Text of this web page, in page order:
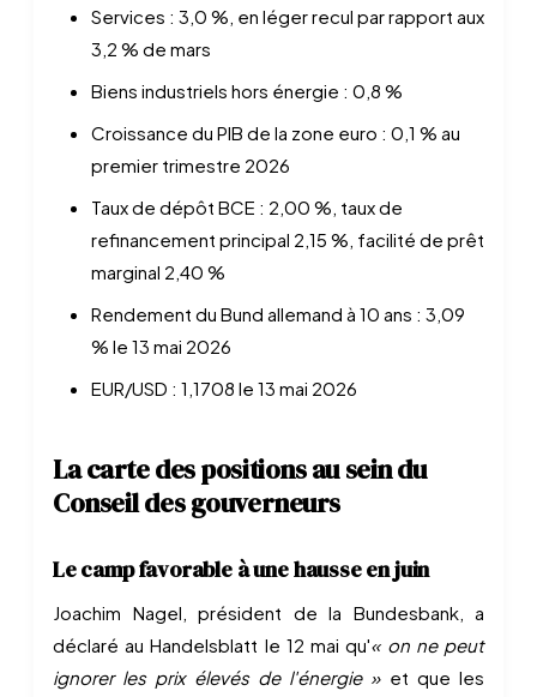
Services : 3,0 %, en léger recul par rapport aux
3,2 % de mars
Biens industriels hors énergie : 0,8 %
Croissance du PIB de la zone euro : 0,1 % au
premier trimestre 2026
Taux de dépôt BCE : 2,00 %, taux de
refinancement principal 2,15 %, facilité de prêt
marginal 2,40 %
Rendement du Bund allemand à 10 ans : 3,09
% le 13 mai 2026
EUR/USD : 1,1708 le 13 mai 2026
La carte des positions au sein du
Conseil des gouverneurs
Le camp favorable à une hausse en juin
Joachim Nagel, président de la Bundesbank, a
déclaré au Handelsblatt le 12 mai qu'« on ne peut
ignorer les prix élevés de l'énergie »et que les